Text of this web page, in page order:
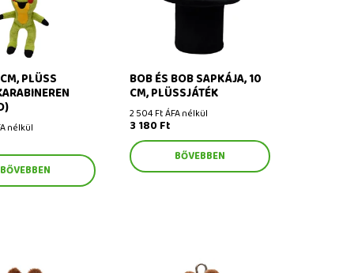
PLÜSS
nélkül
BŐVEBBEN
BOB ÉS BOB SAPKÁJA, 10
CM, PLÜSSJÁTÉK
2 504 Ft ÁFA nélkül
3 180 Ft
BŐVEBBEN